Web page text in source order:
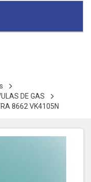
DE GAS
8662 VK4105N